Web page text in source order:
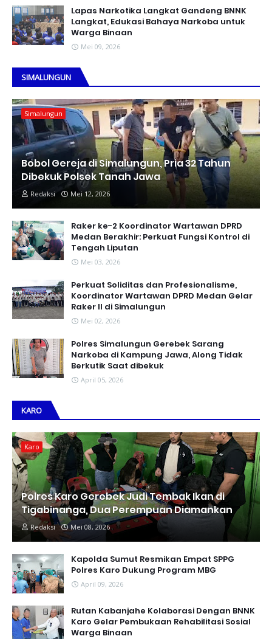
Lapas Narkotika Langkat Gandeng BNNK
Langkat, Edukasi Bahaya Narkoba untuk
Warga Binaan
Mei 09, 2026
SIMALUNGUN
Simalungun
Bobol Gereja di Simalungun, Pria 32 Tahun
Dibekuk Polsek Tanah Jawa
Redaksi Mei 12, 2026
Raker ke-2 Koordinator Wartawan DPRD
Medan Berakhir: Perkuat Fungsi Kontrol di
Tengah Liputan
Mei 03, 2026
Perkuat Soliditas dan Profesionalisme,
Koordinator Wartawan DPRD Medan Gelar
Raker II di Simalungun
Mei 02, 2026
Polres Simalungun Gerebek Sarang
Narkoba di Kampung Jawa, Along Tidak
Berkutik Saat dibekuk
April 05, 2026
KARO
Karo
Polres Karo Gerebek Judi Tembak Ikan di
Tigabinanga, Dua Perempuan Diamankan
Redaksi Mei 08, 2026
Kapolda Sumut Resmikan Empat SPPG
Polres Karo Dukung Program MBG
April 09, 2026
Rutan Kabanjahe Kolaborasi Dengan BNNK
Karo Gelar Pembukaan Rehabilitasi Sosial
Warga Binaan